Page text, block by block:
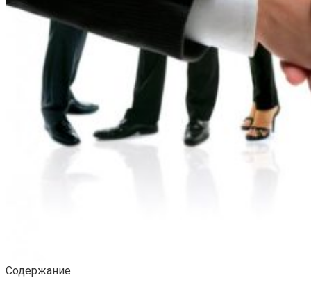
Содержание